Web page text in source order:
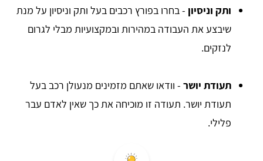
ותק וניסיון - בחרו בפורץ רכבים בעל ותק וניסיון על מנת
שיבצע את העבודה במהירות ובמקצועיות מבלי לגרום
לנזקים.
תעודת יושר - וודאו שאתם מזמינים מנעולן רכב בעל
תעודת יושר. תעודה זו מוכיחה את כך שאין לאדם עבר
פלילי.